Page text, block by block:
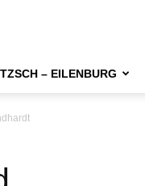
– EILENBURG